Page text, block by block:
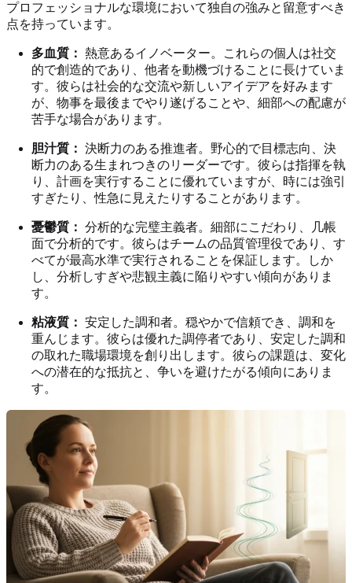
プロフェッショナルな環境において独自の強みと留意すべき
点を持っています。
多血質： 熱意あるイノベーター。これらの個人は社交
的で創造的であり、他者を動機づけることに長けていま
す。彼らは社会的な交流や新しいアイデアを好みます
が、物事を最後までやり遂げることや、細部への配慮が
苦手な場合があります。
胆汁質： 決断力のある推進者。野心的で目標志向、決
断力のある生まれつきのリーダーです。彼らは指揮を執
り、計画を実行することに優れていますが、時には強引
すぎたり、性急に見えたりすることがあります。
憂鬱質： 分析的な完璧主義者。細部にこだわり、几帳
面で分析的です。彼らはチームの品質管理役であり、す
べてが最高水準で実行されることを保証します。しか
し、分析しすぎや悲観主義に陥りやすい傾向がありま
す。
粘液質： 安定した調和者。穏やかで信頼でき、調和を
重んじます。彼らは優れた調停者であり、安定した調和
の取れた職場環境を創り出します。彼らの課題は、変化
への潜在的な抵抗と、争いを避けたがる傾向にありま
す。